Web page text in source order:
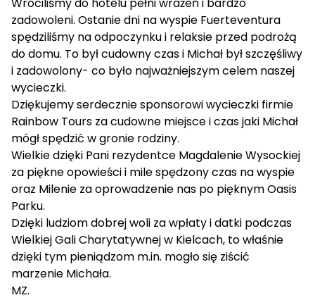
Wróciliśmy do hotelu pełni wrażeń i bardzo
zadowoleni. Ostanie dni na wyspie Fuerteventura
spędziliśmy na odpoczynku i relaksie przed podrożą
do domu. To był cudowny czas i Michał był szczęśliwy
i zadowolony- co było najważniejszym celem naszej
wycieczki.
Dziękujemy serdecznie sponsorowi wycieczki firmie
Rainbow Tours za cudowne miejsce i czas jaki Michał
mógł spędzić w gronie rodziny.
Wielkie dzięki Pani rezydentce Magdalenie Wysockiej
za piękne opowieści i mile spędzony czas na wyspie
oraz Milenie za oprowadzenie nas po pięknym Oasis
Parku.
Dzięki ludziom dobrej woli za wpłaty i datki podczas
Wielkiej Gali Charytatywnej w Kielcach, to właśnie
dzięki tym pieniądzom m.in. mogło się ziścić
marzenie Michała.
MZ.